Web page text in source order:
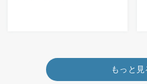
もっと見